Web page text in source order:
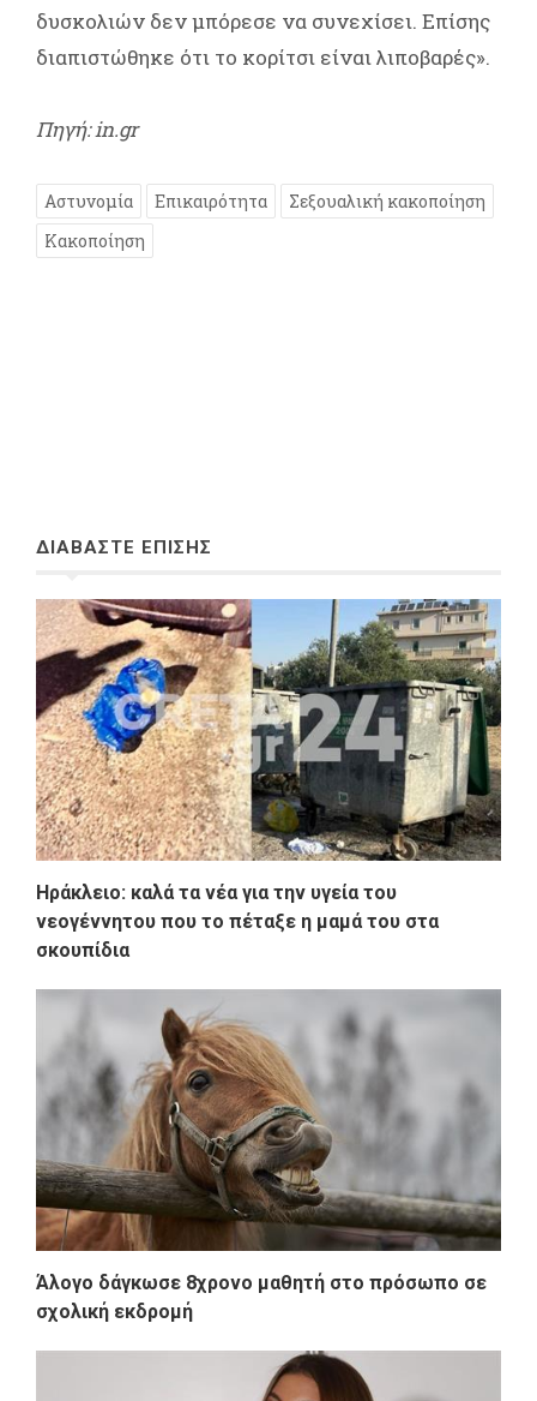
δυσκολιών δεν μπόρεσε να συνεχίσει. Επίσης
διαπιστώθηκε ότι το κορίτσι είναι λιποβαρές».
Πηγή: in.gr
Αστυνομία Επικαιρότητα
Σεξουαλική κακοποίηση
Κακοποίηση
ΔΙΑΒΑΣΤΕ ΕΠΙΣΗΣ
Ηράκλειο: καλά τα νέα για την υγεία του
νεογέννητου που το πέταξε η μαμά του στα
σκουπίδια
Άλογο δάγκωσε 8χρονο μαθητή στο πρόσωπο σε
σχολική εκδρομή